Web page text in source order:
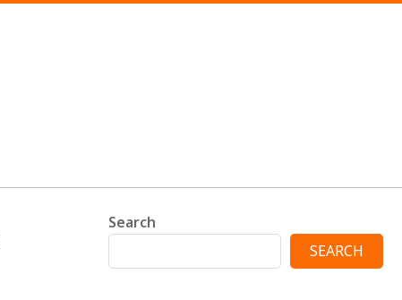
Search
SEARCH